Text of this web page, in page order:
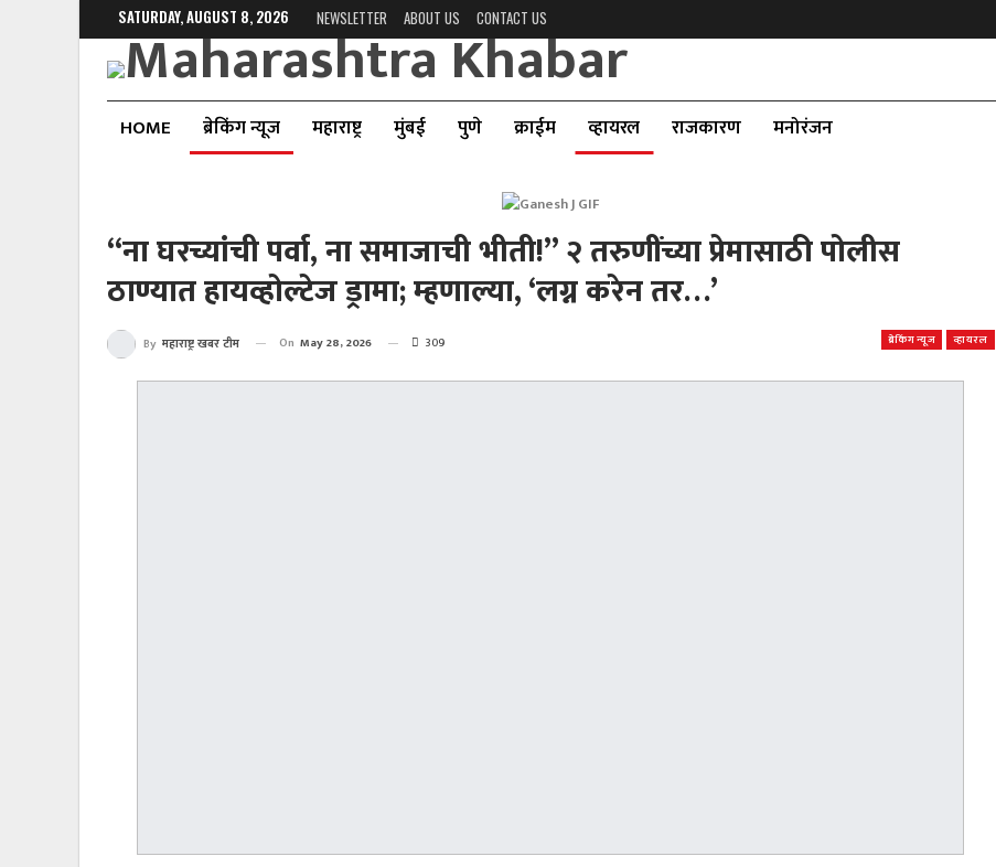
SATURDAY, AUGUST 8, 2026 NEWSLETTER ABOUT US CONTACT US
HOME ब्रेकिंग न्यूज महाराष्ट्र मुंबई पुणे क्राईम व्हायरल राजकारण मनोरंजन
“ना घरच्यांची पर्वा, ना समाजाची भीती!” २ तरुणींच्या प्रेमासाठी पोलीस
ठाण्यात हायव्होल्टेज ड्रामा; म्हणाल्या, ‘लग्न करेन तर…’
ब्रेकिंग न्यूज व्हायरल
By महाराष्ट्र खबर टीम On May 28, 2026 309